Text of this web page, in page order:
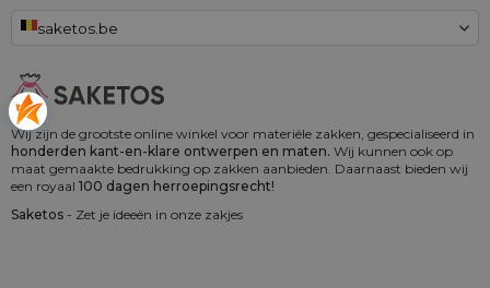
Wij zijn de grootste online winkel voor materiële zakken, gespecialiseerd in
honderden kant-en-klare ontwerpen en maten. Wij kunnen ook op
maat gemaakte bedrukking op zakken aanbieden. Daarnaast bieden wij
een royaal 100 dagen herroepingsrecht!
Saketos - Zet je ideeën in onze zakjes
saketos.be